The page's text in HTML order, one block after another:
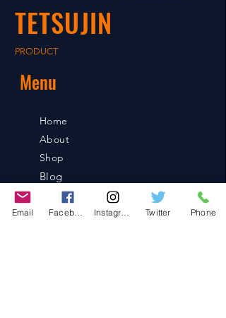
after payment confirmation.
TETSUJIN
PRODUCT
Menu
Home
About
Shop
Blog
Contact
Email Twitter Phone